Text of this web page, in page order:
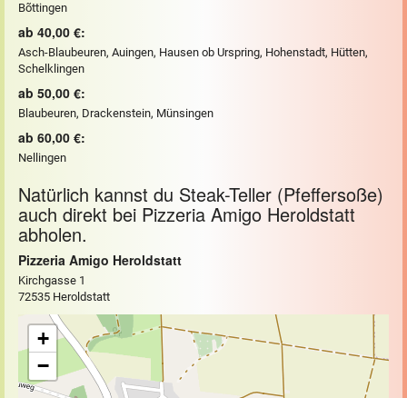
Bõttingen
ab 40,00 €:
Asch-Blaubeuren, Auingen, Hausen ob Urspring, Hohenstadt, Hütten,
Schelklingen
ab 50,00 €:
Blaubeuren, Drackenstein, Münsingen
ab 60,00 €:
Nellingen
Natürlich kannst du Steak-Teller (Pfeffersoße)
auch direkt bei Pizzeria Amigo Heroldstatt
abholen.
Pizzeria Amigo Heroldstatt
Kirchgasse 1
72535 Heroldstatt
+
−